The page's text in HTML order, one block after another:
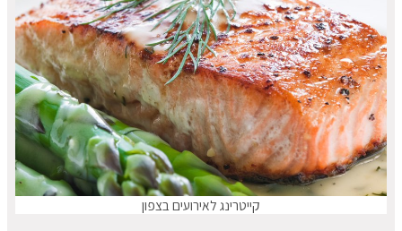
קייטרינג לאירועים בצפון